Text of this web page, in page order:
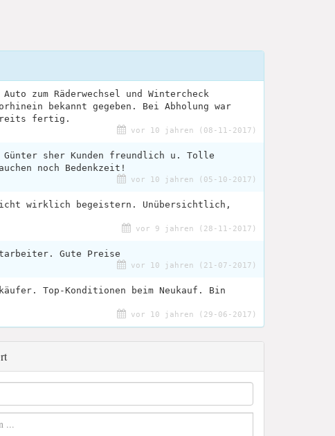
zum Räderwechsel und Wintercheck
bekannt gegeben. Bei Abholung war
fertig.
vor 10 jahren (08-11-2017)
Günter sher Kunden freundlich u. Tolle
noch Bedenkzeit!
vor 10 jahren (05-10-2017)
wirklich begeistern. Unübersichtlich,
vor 9 jahren (28-11-2017)
Gute Preise
vor 10 jahren (21-07-2017)
Top-Konditionen beim Neukauf. Bin
vor 10 jahren (29-06-2017)